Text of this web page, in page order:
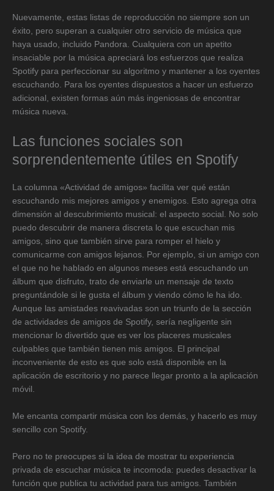
Nuevamente, estas listas de reproducción no siempre son un
éxito, pero superan a cualquier otro servicio de música que
haya usado, incluido Pandora. Cualquiera con un apetito
insaciable por la música apreciará los esfuerzos que realiza
Spotify para perfeccionar su algoritmo y mantener a los oyentes
escuchando. Para los oyentes dispuestos a hacer un esfuerzo
adicional, existen formas aún más ingeniosas de encontrar
música nueva.
Las funciones sociales son
sorprendentemente útiles en Spotify
La columna «Actividad de amigos» facilita ver qué están
escuchando mis mejores amigos y enemigos. Esto agrega otra
dimensión al descubrimiento musical: el aspecto social. No solo
puedo descubrir de manera discreta lo que escuchan mis
amigos, sino que también sirve para romper el hielo y
comunicarme con amigos lejanos. Por ejemplo, si un amigo con
el que no he hablado en algunos meses está escuchando un
álbum que disfruto, trato de enviarle un mensaje de texto
preguntándole si le gusta el álbum y viendo cómo le ha ido.
Aunque las amistades reavivadas son un triunfo de la sección
de actividades de amigos de Spotify, sería negligente sin
mencionar lo divertido que es ver los placeres musicales
culpables que también tienen mis amigos. El principal
inconveniente de esto es que solo está disponible en la
aplicación de escritorio y no parece llegar pronto a la aplicación
móvil.
Me encanta compartir música con los demás, y hacerlo es muy
sencillo con Spotify.
Pero no te preocupes si la idea de mostrar tu experiencia
privada de escuchar música te incomoda: puedes desactivar la
función que publica tu actividad para tus amigos. También